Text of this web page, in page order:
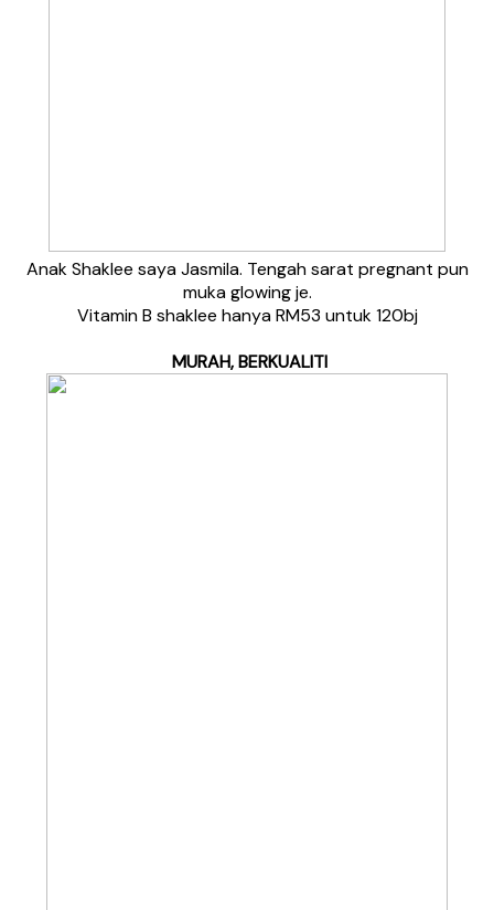
Anak Shaklee saya Jasmila. Tengah sarat pregnant pun
muka glowing je.
Vitamin B shaklee hanya RM53 untuk 120bj
MURAH, BERKUALITI